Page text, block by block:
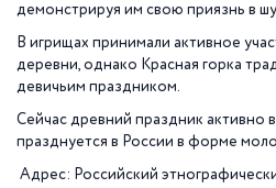
демонстрируя им свою приязнь в
В игрищах принимали активное
деревни, однако Красная горка
девичьим праздником.
Сейчас древний праздник активно
празднуется в России в форме
Адрес: Российский